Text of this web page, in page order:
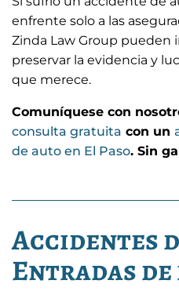
enfrente solo a las
Zinda Law Group pueden
preservar la evidencia y
que merece.
Comuníquese con
consulta gratuita con un
de auto en El Paso. Sin
Accidentes
Entradas